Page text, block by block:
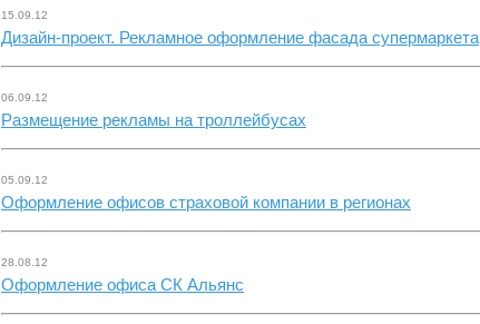
15.09.12
Дизайн-проект. Рекламное оформление фасада супермаркета
06.09.12
Размещение рекламы на троллейбусах
05.09.12
Оформление офисов страховой компании в регионах
28.08.12
Оформление офиса СК Альянс